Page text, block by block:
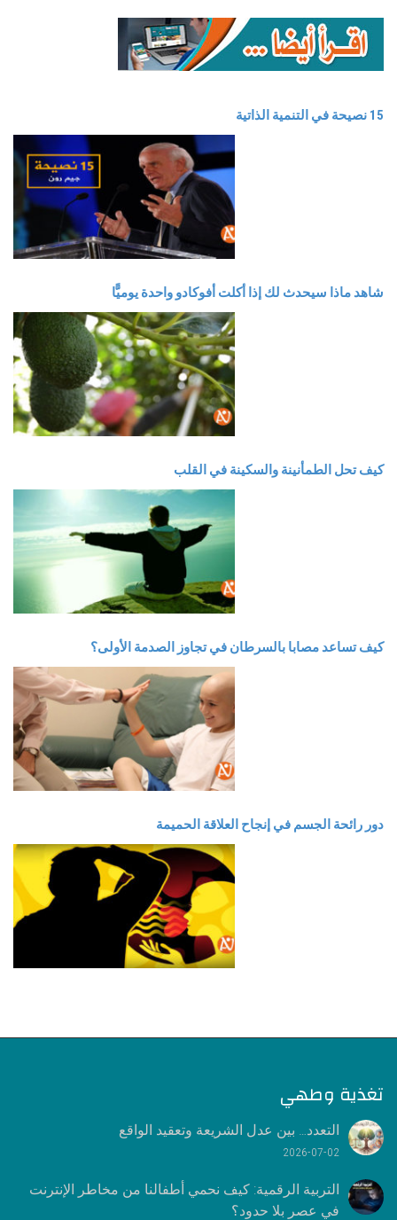
15 نصيحة في التنمية الذاتية
شاهد ماذا سيحدث لك إذا أكلت أفوكادو واحدة يوميًّا
كيف تحل الطمأنينة والسكينة في القلب
كيف تساعد مصابا بالسرطان في تجاوز الصدمة الأولى؟
دور رائحة الجسم في إنجاح العلاقة الحميمة
تغذية وطهي
التعدد… بين عدل الشريعة وتعقيد الواقع
2026-07-02
التربية الرقمية: كيف نحمي أطفالنا من مخاطر الإنترنت
في عصر بلا حدود؟